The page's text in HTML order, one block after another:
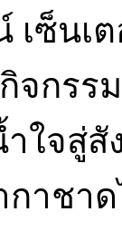
เซ็นเ
จกรร
ำใจสู่
กาชา